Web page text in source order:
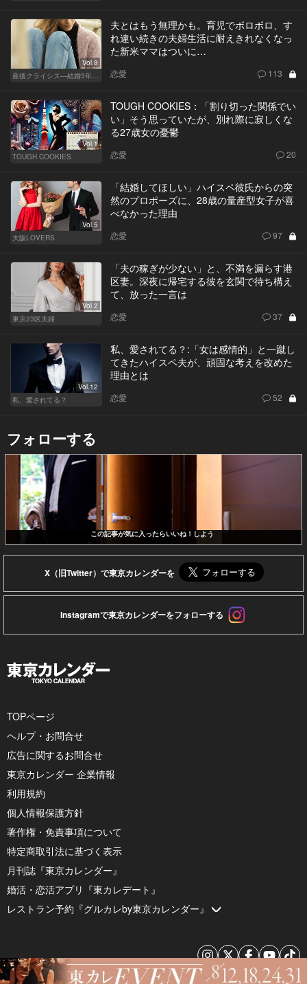
Vol.8
産後クライシス—結婚3年目の波乱—
夫とはもう無理かも。育児でボロボロ、す
れ違い続きの夫婦生活に耐えきれなくなっ
た新米ママはついに…
恋愛 113
Vol.1
TOUGH COOKIES
TOUGH COOKIES：「割り切った関係でい
い」そう思っていたが、別れ際に寂しくな
る27歳女の憂鬱
恋愛 20
Vol.5
大阪LOVERS
「結婚してほしい」ハイスペ彼氏からの突
然のプロポーズに、28歳の量産型女子が喜
べなかった理由
恋愛 97
Vol.2
東京23区夫婦
「夫の稼ぎが少ない」と、不満を漏らす港
区妻。深夜に帰宅する彼を玄関で待ち構え
て、放った一言は
恋愛 37
Vol.12
私、愛されてる？
私、愛されてる？:「女は感情的」と一蹴し
てきたハイスペ夫が、頑固な考えを改めた
理由とは
恋愛 52
フォローする
この記事が気に入ったらいいね！しよう
X（旧Twitter）で東京カレンダーを
Instagramで東京カレンダーをフォローする
TOPページ
ヘルプ・お問合せ
広告に関するお問合せ
東京カレンダー 企業情報
利用規約
個人情報保護方針
著作権・免責事項について
特定商取引法に基づく表示
月刊誌『東京カレンダー』
婚活・恋活アプリ『東カレデート』
レストラン予約『グルカレby東京カレンダー』
© 2026 by Tokyo Calendar, Inc.